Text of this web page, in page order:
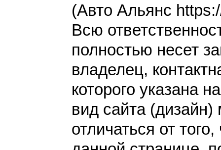
(Авто Альянс
Всю
полностью несет
владелец,
которого указана
вид сайта (дизайн)
отличаться от